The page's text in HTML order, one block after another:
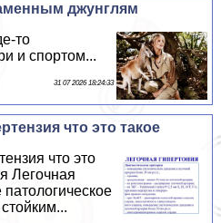
джунглям
то
и спортом...
31 07 2026 18:24:33
что это такое
что это
Легочная